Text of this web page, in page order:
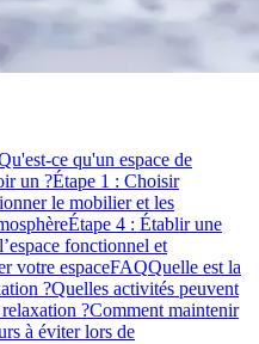
ce qu'un espace de
un ?Étape 1 : Choisir
le mobilier et les
Étape 4 : Établir une
fonctionnel et
votre espaceFAQQuelle est la
?Quelles activités peuvent
?Comment maintenir
à éviter lors de